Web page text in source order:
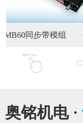
微型伺服电缸
奥铭机电 ·